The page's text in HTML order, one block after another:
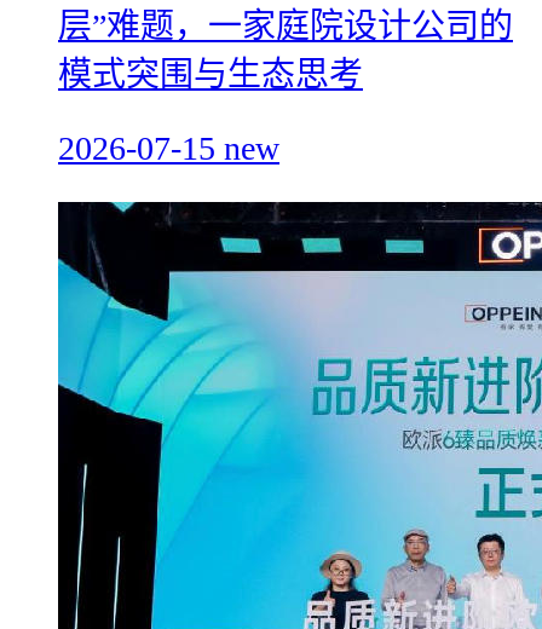
层”难题，一家庭院设计公司的
模式突围与生态思考
2026-07-15 new